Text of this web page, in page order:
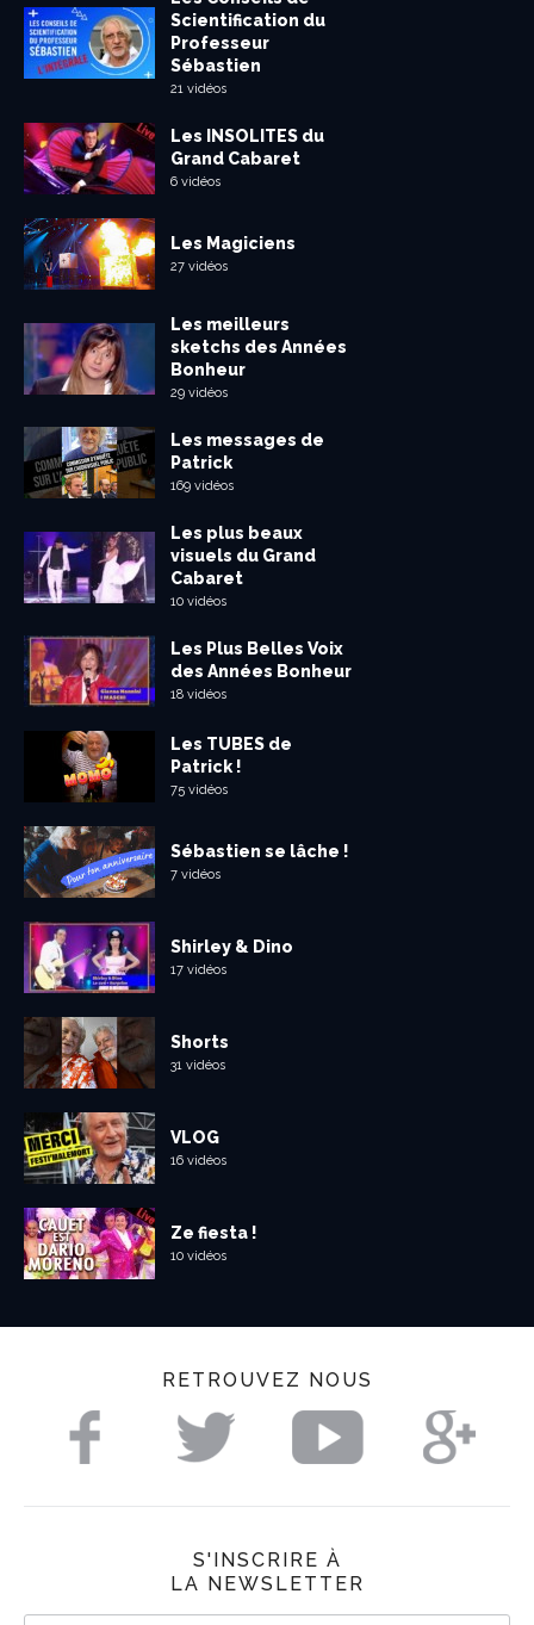
Scientification du
Professeur
Sébastien
21 vidéos
Les INSOLITES du
Grand Cabaret
6 vidéos
Les Magiciens
27 vidéos
Les meilleurs
sketchs des Années
Bonheur
29 vidéos
Les messages de
Patrick
169 vidéos
Les plus beaux
visuels du Grand
Cabaret
10 vidéos
Les Plus Belles Voix
des Années Bonheur
18 vidéos
Les TUBES de
Patrick !
75 vidéos
Sébastien se lâche !
7 vidéos
Shirley & Dino
17 vidéos
Shorts
31 vidéos
VLOG
16 vidéos
Ze fiesta !
10 vidéos
RETROUVEZ NOUS
S'INSCRIRE À
LA NEWSLETTER